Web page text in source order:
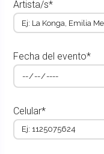
Artista/s*
Fecha del evento*
Celular*